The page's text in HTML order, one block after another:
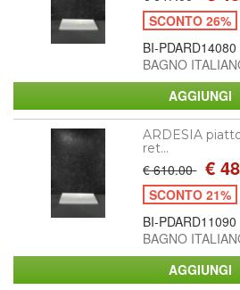
SCONTO 26%
BI-PDARD14080
BAGNO
ARDESIA
ret...
€ 610.00 €
SCONTO 21%
BI-PDARD11090
BAGNO